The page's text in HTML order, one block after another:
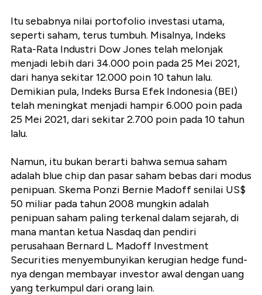
Itu sebabnya nilai portofolio investasi utama,
seperti saham, terus tumbuh. Misalnya, Indeks
Rata-Rata Industri Dow Jones telah melonjak
menjadi lebih dari 34.000 poin pada 25 Mei 2021,
dari hanya sekitar 12.000 poin 10 tahun lalu.
Demikian pula, Indeks Bursa Efek Indonesia (BEI)
telah meningkat menjadi hampir 6.000 poin pada
25 Mei 2021, dari sekitar 2.700 poin pada 10 tahun
lalu.
Namun, itu bukan berarti bahwa semua saham
adalah blue chip dan pasar saham bebas dari modus
penipuan. Skema Ponzi Bernie Madoff senilai US$
50 miliar pada tahun 2008 mungkin adalah
penipuan saham paling terkenal dalam sejarah, di
mana mantan ketua Nasdaq dan pendiri
perusahaan Bernard L. Madoff Investment
Securities menyembunyikan kerugian hedge fund-
nya dengan membayar investor awal dengan uang
yang terkumpul dari orang lain.